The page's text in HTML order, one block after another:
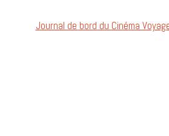
Journal de bord du Cinéma